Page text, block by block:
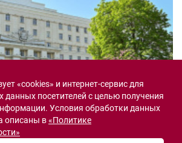
«cookies» и интернет-сервис для
данных посетителей с целью получения
Условия обработки данных
описаны в«Политике